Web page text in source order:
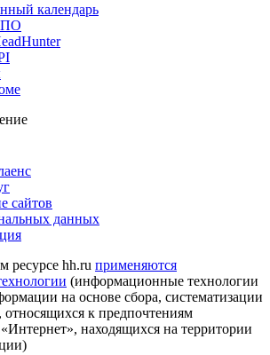
календарь
ПО
сайтов
данных
ресурсе hh.ru применяются
(информационные технологии
на основе сбора, систематизации
относящихся к предпочтениям
«Интернет», находящихся на территории